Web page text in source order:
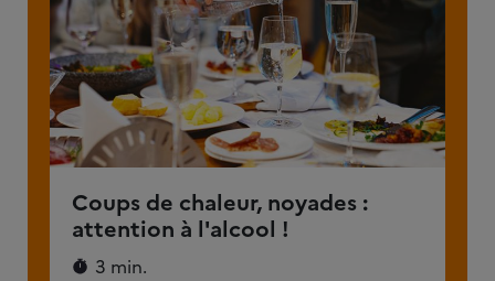
Coups de chaleur, noyades :
attention à l'alcool !
3 min.